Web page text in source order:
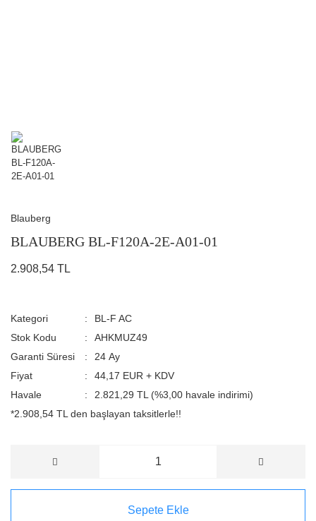
Blauberg
BLAUBERG BL-F120A-2E-A01-01
2.908,54 TL
Kategori
BL-F AC
Stok Kodu
AHKMUZ49
Garanti Süresi
24 Ay
Fiyat
44,17 EUR + KDV
Havale
2.821,29 TL (%3,00 havale indirimi)
*2.908,54 TL den başlayan taksitlerle!!
Sepete Ekle